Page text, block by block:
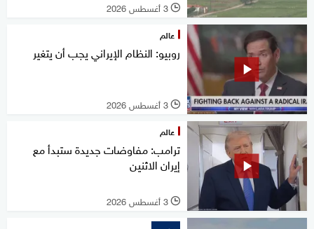
l 3 أغسطس 2026
عالم
روبيو: النظام الإيراني يجب أن يتغير
l 3 أغسطس 2026
عالم
ترامب: مفاوضات جديدة ستبدأ مع
إيران الاثنين
l 3 أغسطس 2026